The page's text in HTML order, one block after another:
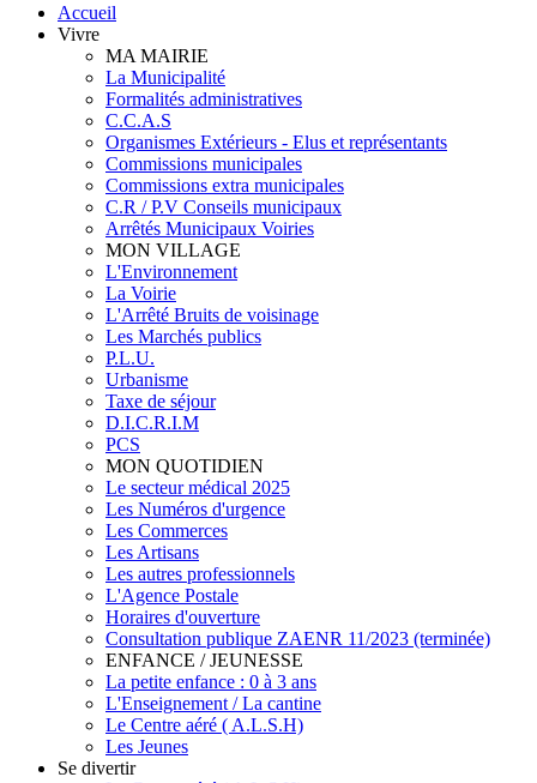
Accueil
Vivre
MA MAIRIE
La Municipalité
Formalités administratives
C.C.A.S
Organismes Extérieurs - Elus et représentants
Commissions municipales
Commissions extra municipales
C.R / P.V Conseils municipaux
Arrêtés Municipaux Voiries
MON VILLAGE
L'Environnement
La Voirie
L'Arrêté Bruits de voisinage
Les Marchés publics
P.L.U.
Urbanisme
Taxe de séjour
D.I.C.R.I.M
PCS
MON QUOTIDIEN
Le secteur médical 2025
Les Numéros d'urgence
Les Commerces
Les Artisans
Les autres professionnels
L'Agence Postale
Horaires d'ouverture
Consultation publique ZAENR 11/2023 (terminée)
ENFANCE / JEUNESSE
La petite enfance : 0 à 3 ans
L'Enseignement / La cantine
Le Centre aéré ( A.L.S.H)
Les Jeunes
Se divertir